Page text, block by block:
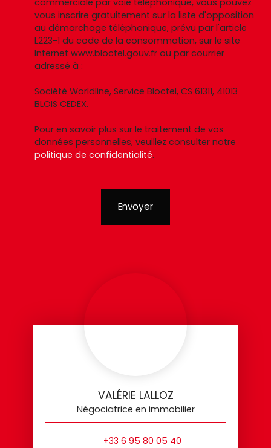
vous inscrire gratuitement sur la liste d'opposition
au démarchage téléphonique, prévu par l'article
L223-1 du code de la consommation, sur le site
Internet www.bloctel.gouv.fr ou par courrier
adressé à :
Société Worldline, Service Bloctel, CS 61311, 41013
BLOIS CEDEX.
Pour en savoir plus sur le traitement de vos
données personnelles, veuillez consulter notre
politique de confidentialité.
Envoyer
VALÉRIE LALLOZ
Négociatrice en immobilier
+33 6 95 80 05 40